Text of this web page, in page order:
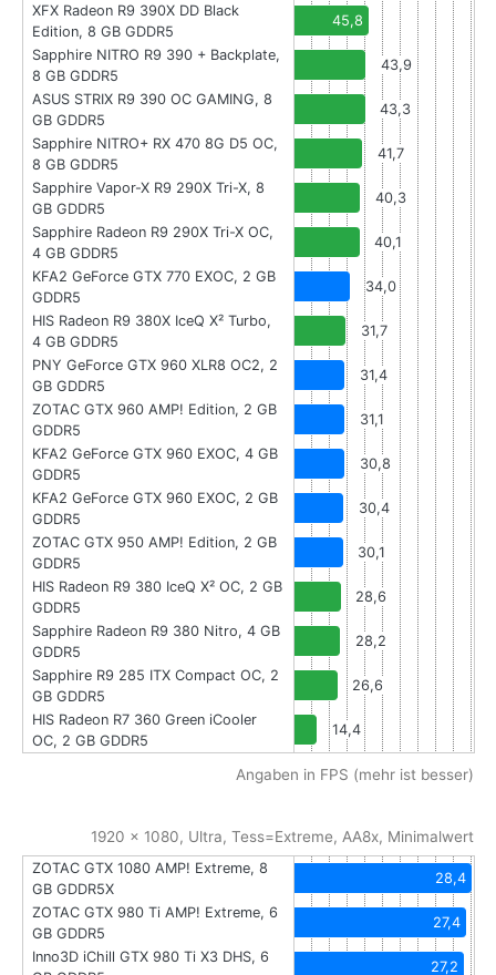
XFX Radeon R9 390X DD Black
Edition, 8 GB GDDR5
45,8
Sapphire NITRO R9 390 + Backplate,
8 GB GDDR5
43,9
ASUS STRIX R9 390 OC GAMING, 8
GB GDDR5
43,3
Sapphire NITRO+ RX 470 8G D5 OC,
8 GB GDDR5
41,7
Sapphire Vapor-X R9 290X Tri-X, 8
GB GDDR5
40,3
Sapphire Radeon R9 290X Tri-X OC,
4 GB GDDR5
40,1
KFA2 GeForce GTX 770 EXOC, 2 GB
GDDR5
34,0
HIS Radeon R9 380X IceQ X² Turbo,
4 GB GDDR5
31,7
PNY GeForce GTX 960 XLR8 OC2, 2
GB GDDR5
31,4
ZOTAC GTX 960 AMP! Edition, 2 GB
GDDR5
31,1
KFA2 GeForce GTX 960 EXOC, 4 GB
GDDR5
30,8
KFA2 GeForce GTX 960 EXOC, 2 GB
GDDR5
30,4
ZOTAC GTX 950 AMP! Edition, 2 GB
GDDR5
30,1
HIS Radeon R9 380 IceQ X² OC, 2 GB
GDDR5
28,6
Sapphire Radeon R9 380 Nitro, 4 GB
GDDR5
28,2
Sapphire R9 285 ITX Compact OC, 2
GB GDDR5
26,6
HIS Radeon R7 360 Green iCooler
OC, 2 GB GDDR5
14,4
Angaben in FPS (mehr ist besser)
1920 x 1080, Ultra, Tess=Extreme, AA8x, Minimalwert
ZOTAC GTX 1080 AMP! Extreme, 8
GB GDDR5X
28,4
ZOTAC GTX 980 Ti AMP! Extreme, 6
GB GDDR5
27,4
Inno3D iChill GTX 980 Ti X3 DHS, 6
27,2